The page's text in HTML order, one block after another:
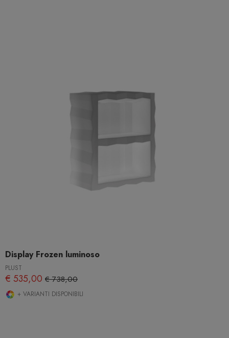
Display Frozen luminoso
PLUST
€ 535,00 € 738,00
+ VARIANTI DISPONIBILI